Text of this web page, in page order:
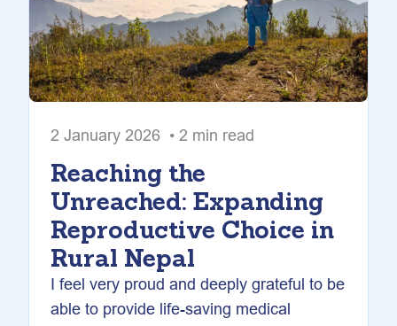
2 January 2026 • 2 min read
Reaching the
Unreached: Expanding
Reproductive Choice in
Rural Nepal
I feel very proud and deeply grateful to be
able to provide life-saving medical